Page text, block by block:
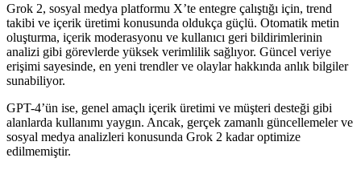
Grok 2, sosyal medya platformu X’te entegre çalıştığı için, trend
takibi ve içerik üretimi konusunda oldukça güçlü. Otomatik metin
oluşturma, içerik moderasyonu ve kullanıcı geri bildirimlerinin
analizi gibi görevlerde yüksek verimlilik sağlıyor. Güncel veriye
erişimi sayesinde, en yeni trendler ve olaylar hakkında anlık bilgiler
sunabiliyor.
GPT-4’ün ise, genel amaçlı içerik üretimi ve müşteri desteği gibi
alanlarda kullanımı yaygın. Ancak, gerçek zamanlı güncellemeler ve
sosyal medya analizleri konusunda Grok 2 kadar optimize
edilmemiştir.